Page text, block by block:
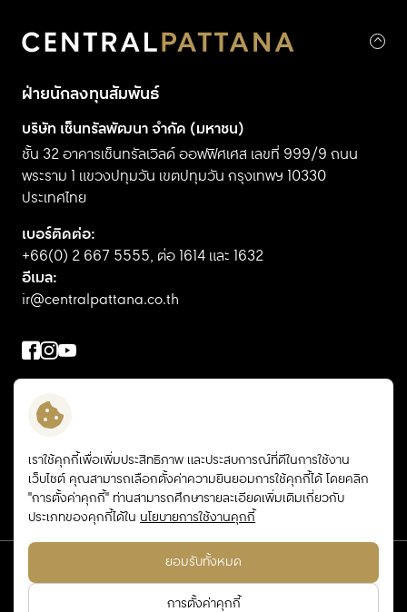
ฝ่ายนักลงทุนสัมพันธ์
บริษัท เซ็นทรัลพัฒนา จำกัด (มหาชน)
ชั้น 32 อาคารเซ็นทรัลเวิลด์ ออฟฟิศเศส เลขที่ 999/9 ถนน
พระราม 1 แขวงปทุมวัน เขตปทุมวัน กรุงเทพฯ 10330
ประเทศไทย
เบอร์ติดต่อ:
+66(0) 2 667 5555, ต่อ 1614 และ 1632
อีเมล:
ir@centralpattana.co.th
ติดต่อนักลงทุนสัมพันธ์
สมัครรับข่าวสาร
CPNREIT
CPNCG
ข้อกำหนดและเงื่อนไข นโยบายความเป็นส่วนตัว
© สงวนลิขสิทธิ์ พ.ศ. 2569 บริษัท เซ็นทรัลพัฒนา จำกัด (มหาชน)
เราใช้คุกกี้เพื่อเพิ่มประสิทธิภาพ และประสบการณ์ที่ดีในการใช้งาน
เว็บไซต์ คุณสามารถเลือกตั้งค่าความยินยอมการใช้คุกกี้ได้ โดยคลิก
"การตั้งค่าคุกกี้" ท่านสามารถศึกษารายละเอียดเพิ่มเติมเกี่ยวกับ
ประเภทของคุกกี้ได้ใน นโยบายการใช้งานคุกกี้
ยอมรับทั้งหมด
การตั้งค่าคุกกี้